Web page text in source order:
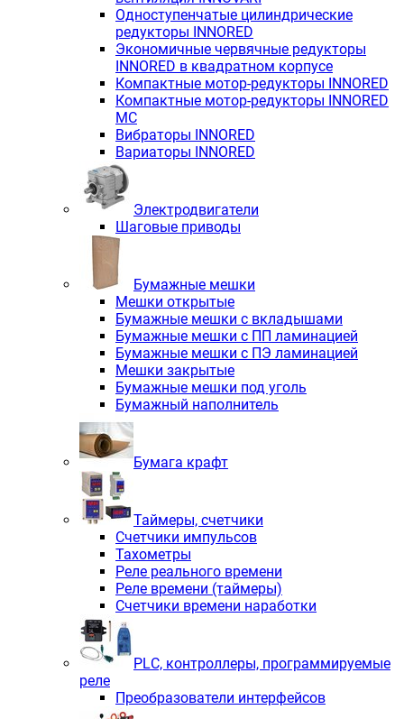
Одноступенчатые цилиндрические
редукторы INNORED
Экономичные червячные редукторы
INNORED в квадратном корпусе
Компактные мотор-редукторы INNORED
Компактные мотор-редукторы INNORED
MC
Вибраторы INNORED
Вариаторы INNORED
Электродвигатели
Шаговые приводы
Бумажные мешки
Мешки открытые
Бумажные мешки с вкладышами
Бумажные мешки с ПП ламинацией
Бумажные мешки с ПЭ ламинацией
Мешки закрытые
Бумажные мешки под уголь
Бумажный наполнитель
Бумага крафт
Таймеры, счетчики
Счетчики импульсов
Тахометры
Реле реального времени
Реле времени (таймеры)
Счетчики времени наработки
PLС, контроллеры, программируемые
реле
Преобразователи интерфейсов